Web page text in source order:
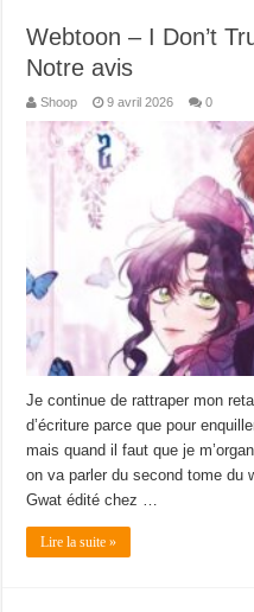
Webtoon – I Don’t
Notre avis
Shoop 9 avril 2026 0
Je continue de rattraper mon
d’écriture parce que pour
mais quand il faut que je
on va parler du second tome du
Gwat édité chez …
Lire la suite »